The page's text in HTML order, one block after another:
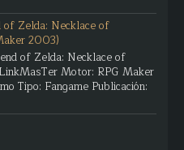
of Zelda: Necklace of
2003)
of Zelda: Necklace of
Motor: RPG Maker
Tipo: Fangame Publicación: